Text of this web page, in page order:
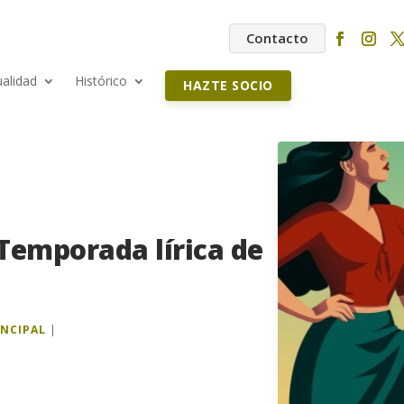
Contacto
Histórico HAZTE SOCIO
lírica de
|